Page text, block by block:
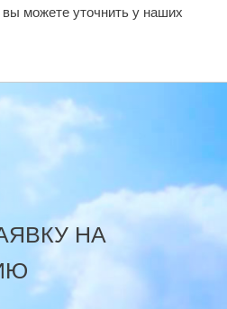
вы можете уточнить у наших
НА